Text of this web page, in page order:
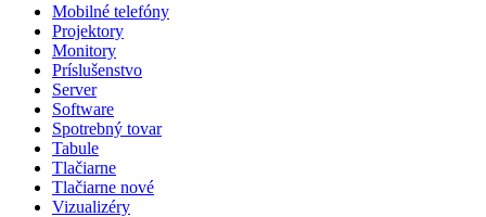
Mobilné telefóny
Projektory
Monitory
Príslušenstvo
Server
Software
Spotrebný tovar
Tabule
Tlačiarne
Tlačiarne nové
Vizualizéry